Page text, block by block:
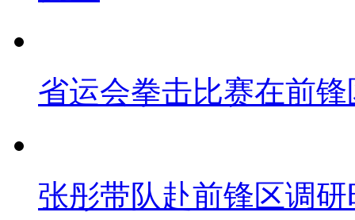
省运会拳击比赛在前
张彤带队赴前锋区调